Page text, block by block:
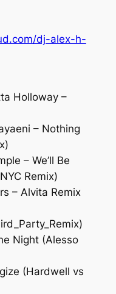
dj-alex-h-
Holloway –
– Nothing
– We’ll Be
Remix)
– Alvita Remix
Night (Alesso
(Hardwell vs